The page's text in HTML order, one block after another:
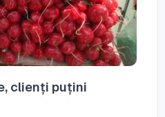
clienți puțini